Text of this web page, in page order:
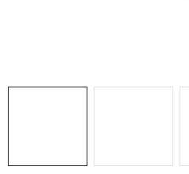
STOJANY A REGÁLY
SKRIŇA NA TOPANKY